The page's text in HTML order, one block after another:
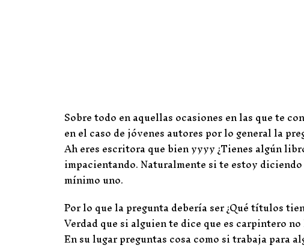
Sobre todo en aquellas ocasiones en las que te
en el caso de jóvenes autores por lo general la
Ah eres escritora que bien yyyy ¿Tienes algún
impacientando. Naturalmente si te estoy
mínimo uno.
Por lo que la pregunta debería ser ¿Qué títulos
Verdad que si alguien te dice que es carpintero
En su lugar preguntas cosa como si trabaja para